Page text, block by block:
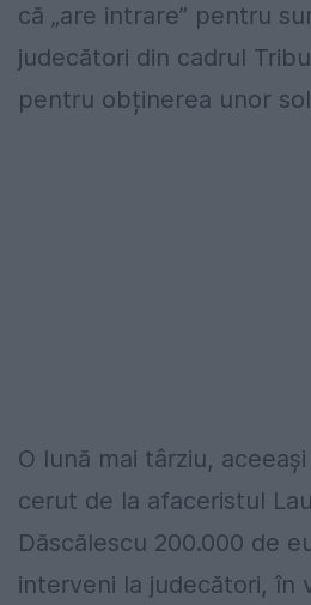
că „are intrare” pentru
judecători din cadrul
pentru obținerea unor
O lună mai târziu,
cerut de la afaceristul
Dăscălescu 200.000 de
interveni la judecători, în